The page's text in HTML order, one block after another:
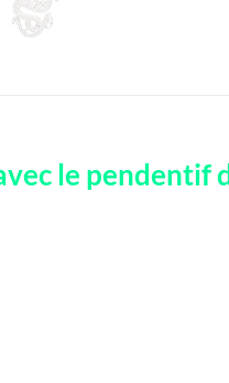
le pendentif